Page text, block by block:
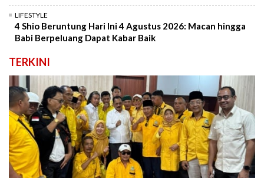
LIFESTYLE
4 Shio Beruntung Hari Ini 4 Agustus 2026: Macan hingga
Babi Berpeluang Dapat Kabar Baik
TERKINI